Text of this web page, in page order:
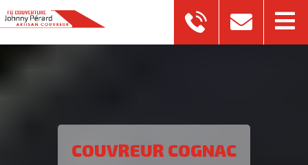
COUVREUR COGNAC